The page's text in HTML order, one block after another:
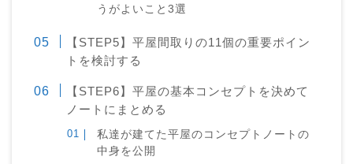
うがよいこと3選
【STEP5】平屋間取りの11個の重要ポイン
トを検討する
【STEP6】平屋の基本コンセプトを決めて
ノートにまとめる
私達が建てた平屋のコンセプトノートの
中身を公開